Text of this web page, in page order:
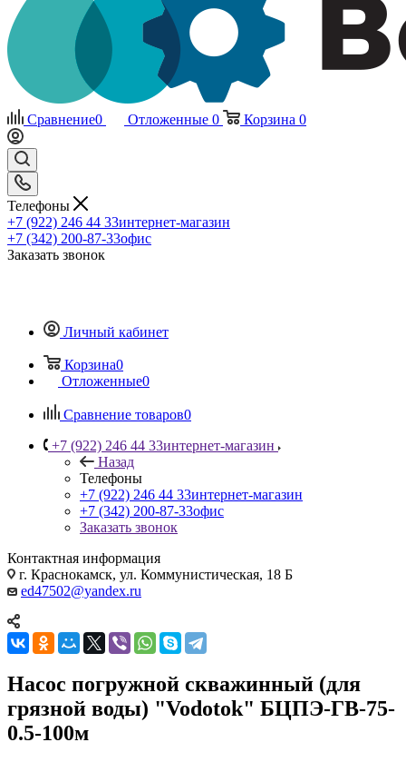
Сравнение0 Отложенные 0 Корзина 0
Телефоны
+7 (922) 246 44 33интернет-магазин
+7 (342) 200-87-33офис
Заказать звонок
Личный кабинет
Корзина0
Отложенные0
Сравнение товаров0
+7 (922) 246 44 33интернет-магазин
Назад
Телефоны
+7 (922) 246 44 33интернет-магазин
+7 (342) 200-87-33офис
Заказать звонок
Контактная информация
г. Краснокамск, ул. Коммунистическая, 18 Б
ed47502@yandex.ru
Насос погружной скважинный (для
грязной воды) "Vodotok" БЦПЭ-ГВ-75-
0.5-100м